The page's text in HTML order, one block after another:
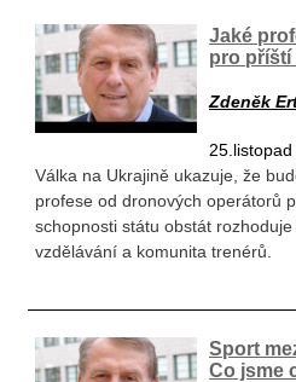
Jaké
pro příští
Zdeněk
Válka na Ukrajině ukazuje, že
profese od dronových operátorů
schopnosti státu obstát
vzdělávání a komunita trenérů.
Sport
Co jsme